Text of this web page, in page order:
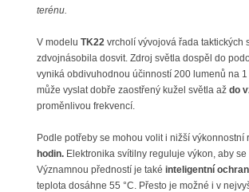
terénu.
V modelu TK22 vrcholí vývojová řada taktických
zdvojnásobila dosvit. Zdroj světla dospěl do
vyniká obdivuhodnou účinností 200 lumenů na
může vyslat dobře zaostřený kužel světla až do
proměnlivou frekvencí.
Podle potřeby se mohou volit i nižší
hodin. Elektronika svítilny reguluje výkon, aby
Významnou předností je také inteligentní
teplota dosáhne 55 °C. Přesto je možné i v